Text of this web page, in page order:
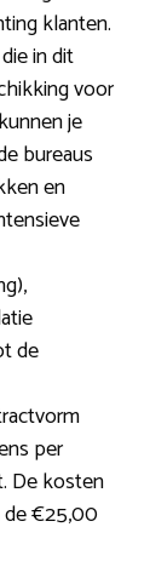
klanten.
in dit
voor
je
bureaus
en
de
per
De kosten
de €25,00